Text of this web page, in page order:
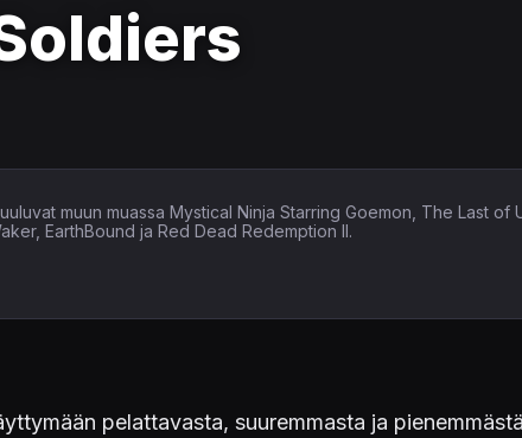
muun muassa Mystical Ninja Starring Goemon, The Last of
EarthBound ja Red Dead Redemption II.
pelattavasta, suuremmasta ja